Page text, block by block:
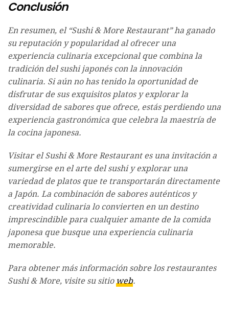
Conclusión
En resumen, el “Sushi & More Restaurant” ha ganado
su reputación y popularidad al ofrecer una
experiencia culinaria excepcional que combina la
tradición del sushi japonés con la innovación
culinaria. Si aún no has tenido la oportunidad de
disfrutar de sus exquisitos platos y explorar la
diversidad de sabores que ofrece, estás perdiendo una
experiencia gastronómica que celebra la maestría de
la cocina japonesa.
Visitar el Sushi & More Restaurant es una invitación a
sumergirse en el arte del sushi y explorar una
variedad de platos que te transportarán directamente
a Japón. La combinación de sabores auténticos y
creatividad culinaria lo convierten en un destino
imprescindible para cualquier amante de la comida
japonesa que busque una experiencia culinaria
memorable.
Para obtener más información sobre los restaurantes
Sushi & More, visite su sitioweb.